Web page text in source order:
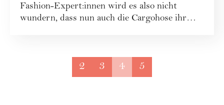
Fashion-Expert:innen wird es also nicht
wundern, dass nun auch die Cargohose ihr
2 3 4 5